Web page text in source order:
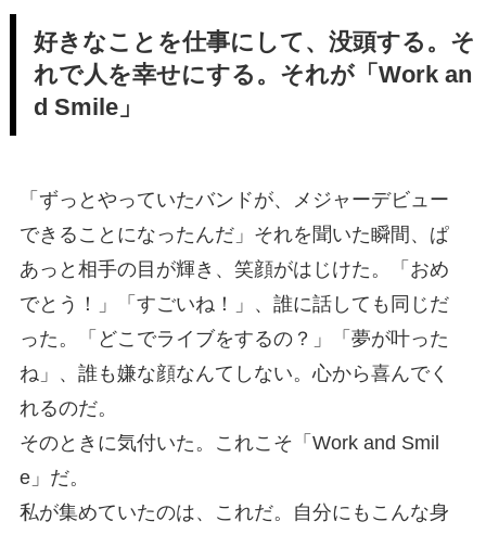
好きなことを仕事にして、没頭する。そ
れで人を幸せにする。それが「Work an
d Smile」
「ずっとやっていたバンドが、メジャーデビュー
できることになったんだ」それを聞いた瞬間、ぱ
あっと相手の目が輝き、笑顔がはじけた。「おめ
でとう！」「すごいね！」、誰に話しても同じだ
った。「どこでライブをするの？」「夢が叶った
ね」、誰も嫌な顔なんてしない。心から喜んでく
れるのだ。
そのときに気付いた。これこそ「Work and Smil
e」だ。
私が集めていたのは、これだ。自分にもこんな身